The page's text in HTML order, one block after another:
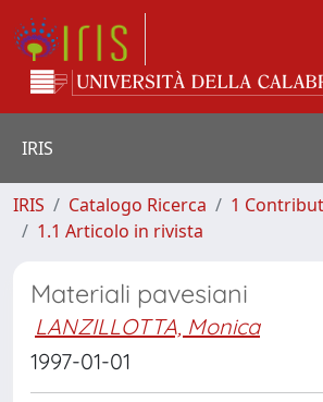
IRIS
IRIS Catalogo Ricerca
1
1.1 Articolo in rivista
Materiali pavesiani
LANZILLOTTA, Monica
1997-01-01